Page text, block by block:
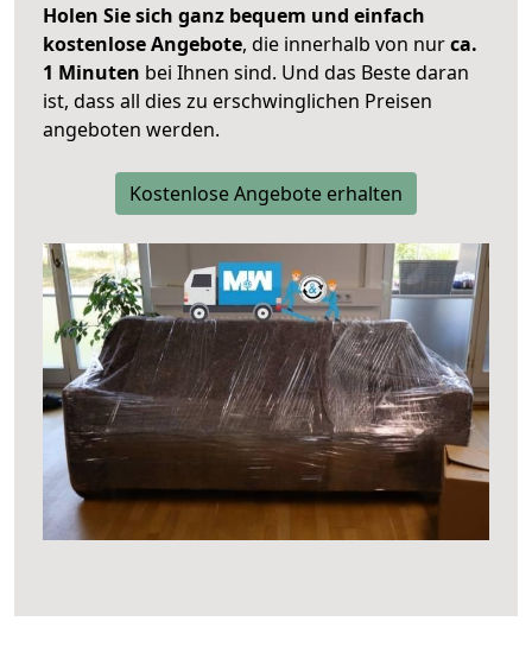
Holen Sie sich ganz bequem und einfach
kostenlose Angebote, die innerhalb von nurca.
1 Minuten bei Ihnen sind. Und das Beste daran
ist, dass all dies zu erschwinglichen Preisen
angeboten werden.
Kostenlose Angebote erhalten